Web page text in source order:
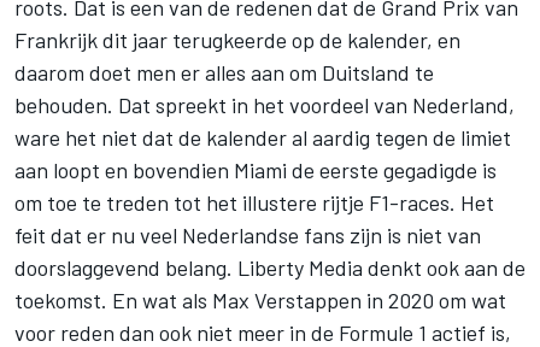
roots. Dat is een van de redenen dat de Grand Prix van
Frankrijk dit jaar terugkeerde op de kalender, en
daarom doet men er alles aan om Duitsland te
behouden. Dat spreekt in het voordeel van Nederland,
ware het niet dat de kalender al aardig tegen de limiet
aan loopt en bovendien Miami de eerste gegadigde is
om toe te treden tot het illustere rijtje F1-races. Het
feit dat er nu veel Nederlandse fans zijn is niet van
doorslaggevend belang. Liberty Media denkt ook aan de
toekomst. En wat als Max Verstappen in 2020 om wat
voor reden dan ook niet meer in de Formule 1 actief is,